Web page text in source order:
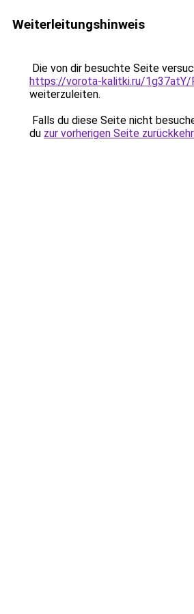
Weiterleitungshinweis
Die von dir besuchte Seite
https://vorota-kalitki.ru/1g37atY/
weiterzuleiten.
Falls du diese Seite nicht
du zur vorherigen Seite